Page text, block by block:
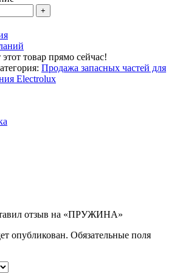
товар прямо сейчас!
Продажа запасных частей для
Electrolux
отзыв на «ПРУЖИНА»
опубликован. Обязательные поля